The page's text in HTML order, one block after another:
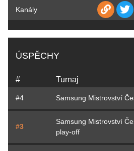
Kanály
ÚSPĚCHY
# Turnaj
#4 Samsung Mistrovství
#3
Samsung Mistrovství
play-off